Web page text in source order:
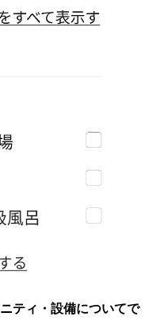
ティ・設備についてで